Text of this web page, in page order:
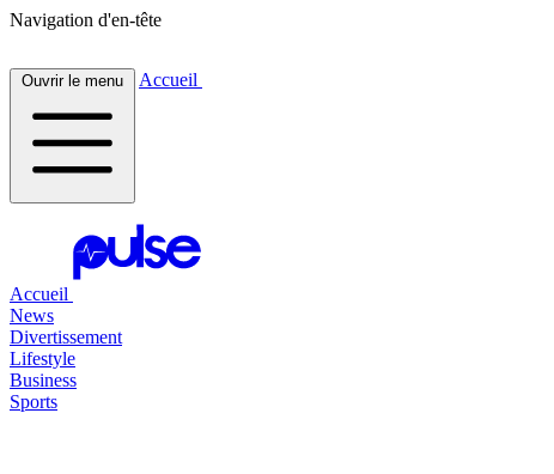
Navigation d'en-tête
Ouvrir le menu Accueil
Accueil
News
Divertissement
Lifestyle
Business
Sports